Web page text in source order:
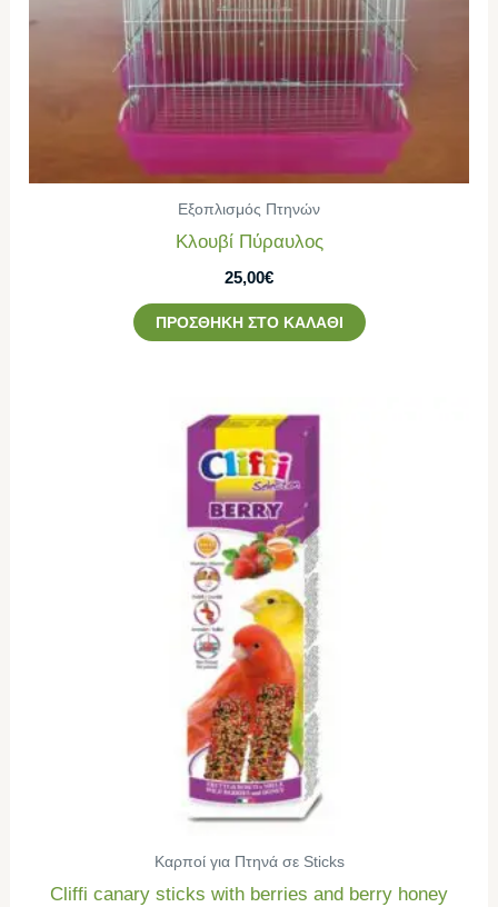
Εξοπλισμός Πτηνών
Κλουβί Πύραυλος
25,00€
ΠΡΟΣΘΉΚΗ ΣΤΟ ΚΑΛΆΘΙ
Καρποί για Πτηνά σε Sticks
Cliffi canary sticks with berries and berry honey